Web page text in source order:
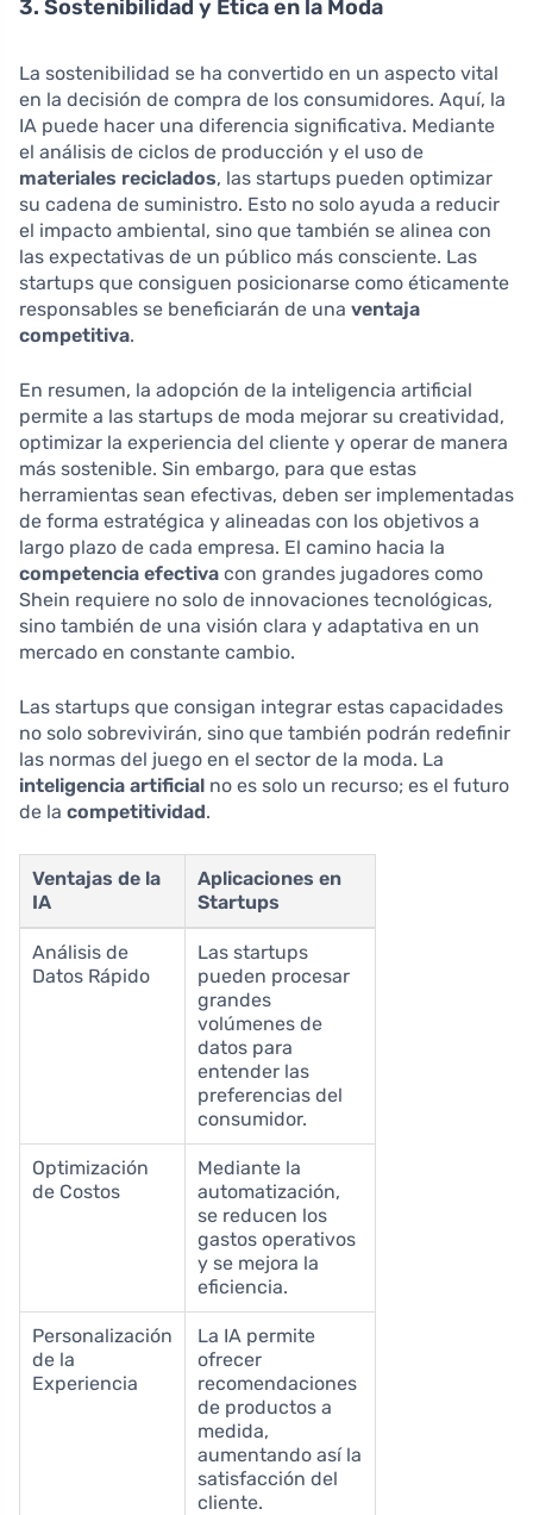
3. Sostenibilidad y Ética en la Moda
La sostenibilidad se ha convertido en un aspecto vital
en la decisión de compra de los consumidores. Aquí, la
IA puede hacer una diferencia significativa. Mediante
el análisis de ciclos de producción y el uso de
materiales reciclados, las startups pueden optimizar
su cadena de suministro. Esto no solo ayuda a reducir
el impacto ambiental, sino que también se alinea con
las expectativas de un público más consciente. Las
startups que consiguen posicionarse como éticamente
responsables se beneficiarán de una ventaja
competitiva.
En resumen, la adopción de la inteligencia artificial
permite a las startups de moda mejorar su creatividad,
optimizar la experiencia del cliente y operar de manera
más sostenible. Sin embargo, para que estas
herramientas sean efectivas, deben ser implementadas
de forma estratégica y alineadas con los objetivos a
largo plazo de cada empresa. El camino hacia la
competencia efectiva con grandes jugadores como
Shein requiere no solo de innovaciones tecnológicas,
sino también de una visión clara y adaptativa en un
mercado en constante cambio.
Las startups que consigan integrar estas capacidades
no solo sobrevivirán, sino que también podrán redefinir
las normas del juego en el sector de la moda. La
inteligencia artificial no es solo un recurso; es el futuro
de la competitividad.
Ventajas de la
IA
Aplicaciones en
Startups
Análisis de
Datos Rápido
Las startups
pueden procesar
grandes
volúmenes de
datos para
entender las
preferencias del
consumidor.
Optimización
de Costos
Mediante la
automatización,
se reducen los
gastos operativos
y se mejora la
eficiencia.
Personalización
de la
Experiencia
La IA permite
ofrecer
recomendaciones
de productos a
medida,
aumentando así la
satisfacción del
cliente.